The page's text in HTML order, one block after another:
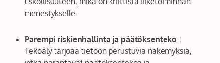
menestykselle.
Parempi riskienhallinta ja päätöksenteko:
Tekoäly tarjoaa tietoon perustuvia näkemyksiä,